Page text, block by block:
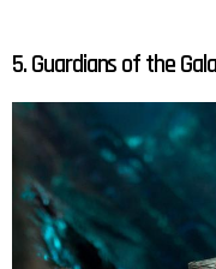
5. Guardians of the